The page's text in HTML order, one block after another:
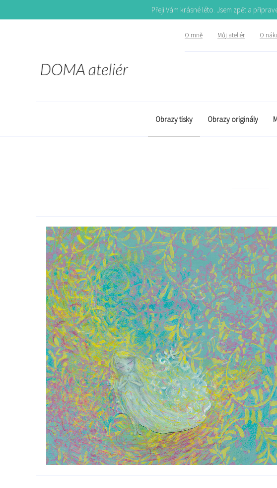
Přeji Vám krásné léto. Jsem zpět a
O mně Můj ateliér O
Obrazy tisky Obrazy originály